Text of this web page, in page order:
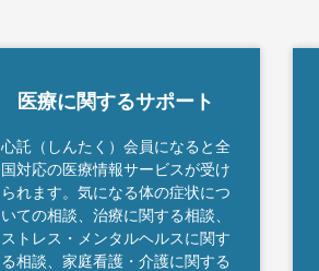
医療に関するサポート
心託（しんたく）会員になると全
国対応の医療情報サービスが受け
られます。気になる体の症状につ
いての相談、治療に関する相談、
ストレス・メンタルヘルスに関す
る相談、家庭看護・介護に関する